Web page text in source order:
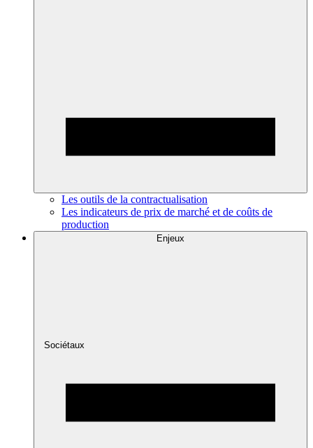
Les outils de la contractualisation
Les indicateurs de prix de marché et de coûts de
production
Enjeux
Sociétaux